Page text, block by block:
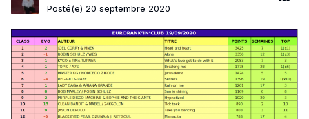
Posté(e) 20 septembre 2020